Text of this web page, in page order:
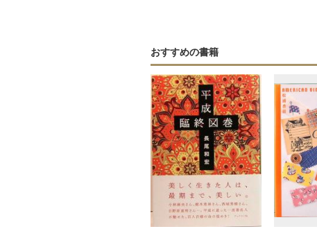
おすすめの書籍